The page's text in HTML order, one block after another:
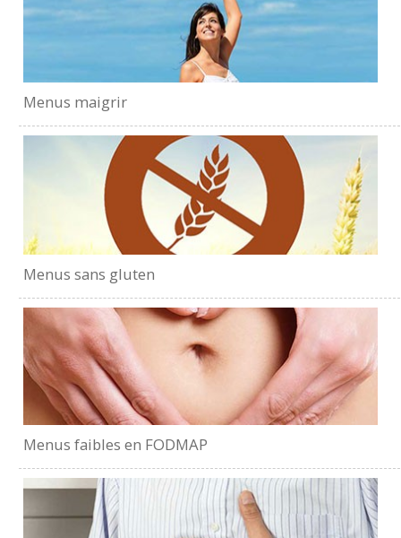
Menus maigrir
Menus sans gluten
Menus faibles en FODMAP